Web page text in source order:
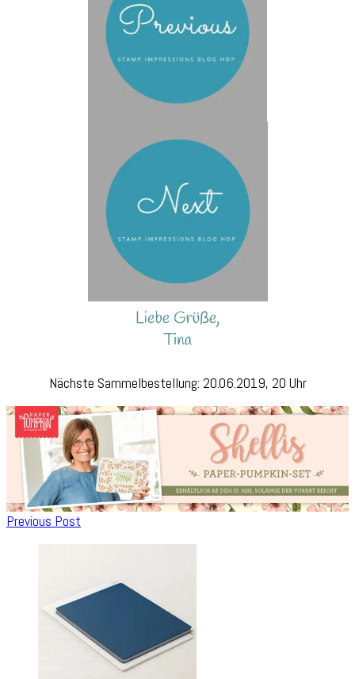
Nächste Sammelbestellung: 20.06.2019, 20 Uhr
Post
Previous Post